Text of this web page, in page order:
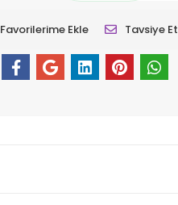
Favorilerime Ekle Tavsiye Et